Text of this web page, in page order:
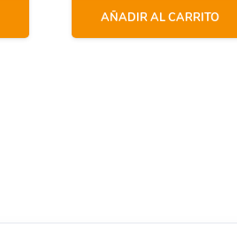
AÑADIR AL CARRITO